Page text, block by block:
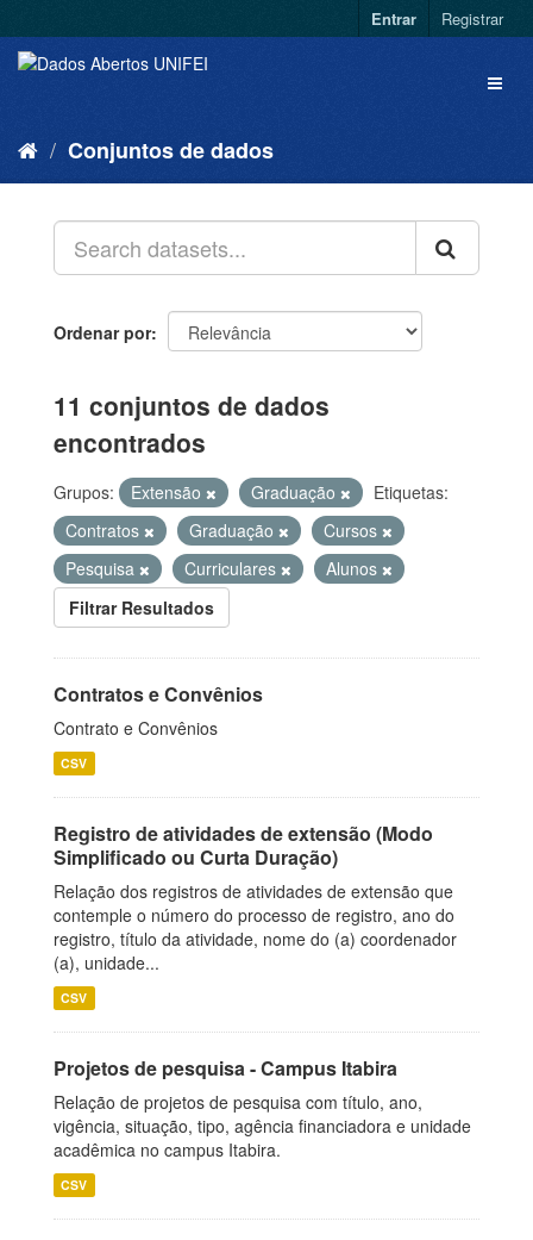
Entrar Registrar
Conjuntos de dados
Ordenar por
11 conjuntos de dados
encontrados
Grupos: Extensão Graduação
Etiquetas:
Contratos
Graduação
Cursos
Pesquisa
Curriculares
Alunos
Filtrar Resultados
Contratos e Convênios
Contrato e Convênios
CSV
Registro de atividades de extensão (Modo
Simplificado ou Curta Duração)
Relação dos registros de atividades de extensão que
contemple o número do processo de registro, ano do
registro, título da atividade, nome do (a) coordenador
(a), unidade...
CSV
Projetos de pesquisa - Campus Itabira
Relação de projetos de pesquisa com título, ano,
vigência, situação, tipo, agência financiadora e unidade
acadêmica no campus Itabira.
CSV